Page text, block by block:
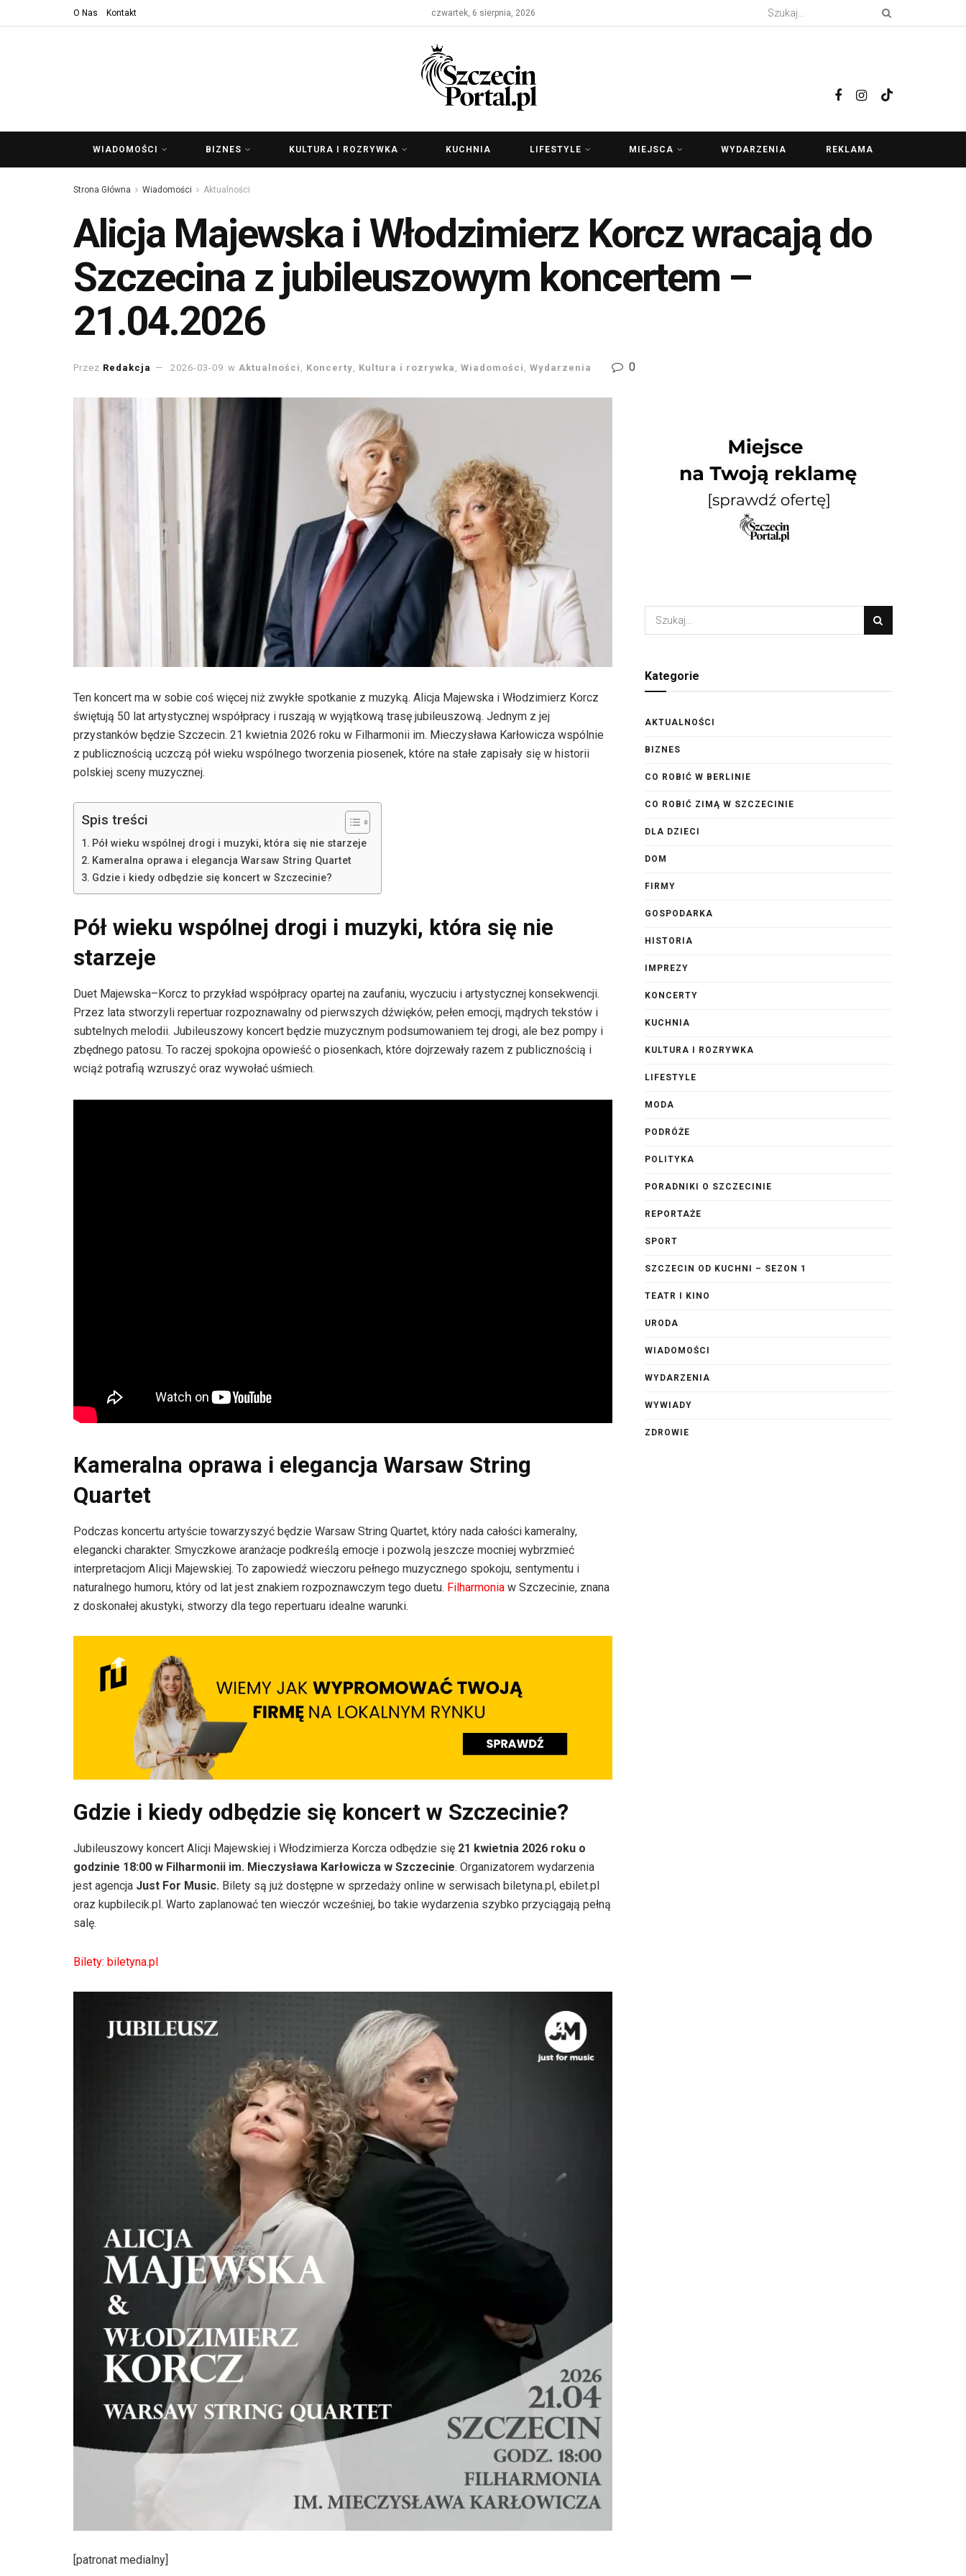
O Nas Kontakt czwartek, 6 sierpnia, 2026
WIADOMOŚCI BIZNES KULTURA I ROZRYWKA KUCHNIA LIFESTYLE MIEJSCA WYDARZENIA REKLAMA
Strona Główna Wiadomości Aktualności
Alicja Majewska i Włodzimierz Korcz wracają do
Szczecina z jubileuszowym koncertem –
21.04.2026
Przez Redakcja 2026-03-09 w Aktualności , Koncerty, Kultura i rozrywka , Wiadomości , Wydarzenia 0
Ten koncert ma w sobie coś więcej niż zwykłe spotkanie z muzyką. Alicja Majewska i Włodzimierz Korcz
świętują 50 lat artystycznej współpracy i ruszają w wyjątkową trasę jubileuszową. Jednym z jej
przystanków będzie Szczecin. 21 kwietnia 2026 roku w Filharmonii im. Mieczysława Karłowicza wspólnie
z publicznością uczczą pół wieku wspólnego tworzenia piosenek, które na stałe zapisały się w historii
polskiej sceny muzycznej.
Spis treści
Pół wieku wspólnej drogi i muzyki, która się nie starzeje
Kameralna oprawa i elegancja Warsaw String Quartet
Gdzie i kiedy odbędzie się koncert w Szczecinie?
Pół wieku wspólnej drogi i muzyki, która się nie
starzeje
Duet Majewska–Korcz to przykład współpracy opartej na zaufaniu, wyczuciu i artystycznej konsekwencji.
Przez lata stworzyli repertuar rozpoznawalny od pierwszych dźwięków, pełen emocji, mądrych tekstów i
subtelnych melodii. Jubileuszowy koncert będzie muzycznym podsumowaniem tej drogi, ale bez pompy i
zbędnego patosu. To raczej spokojna opowieść o piosenkach, które dojrzewały razem z publicznością i
wciąż potrafią wzruszyć oraz wywołać uśmiech.
Kameralna oprawa i elegancja Warsaw String
Quartet
Podczas koncertu artyście towarzyszyć będzie Warsaw String Quartet, który nada całości kameralny,
elegancki charakter. Smyczkowe aranżacje podkreślą emocje i pozwolą jeszcze mocniej wybrzmieć
interpretacjom Alicji Majewskiej. To zapowiedź wieczoru pełnego muzycznego spokoju, sentymentu i
naturalnego humoru, który od lat jest znakiem rozpoznawczym tego duetu. Filharmonia w Szczecinie, znana
z doskonałej akustyki, stworzy dla tego repertuaru idealne warunki.
Gdzie i kiedy odbędzie się koncert w Szczecinie?
Jubileuszowy koncert Alicji Majewskiej i Włodzimierza Korcza odbędzie się 21 kwietnia 2026 roku o
godzinie 18:00 w Filharmonii im. Mieczysława Karłowicza w Szczecinie. Organizatorem wydarzenia
jest agencja Just For Music. Bilety są już dostępne w sprzedaży online w serwisach biletyna.pl, ebilet.pl
oraz kupbilecik.pl. Warto zaplanować ten wieczór wcześniej, bo takie wydarzenia szybko przyciągają pełną
salę.
Bilety: biletyna.pl
[patronat medialny]
Kategorie
AKTUALNOŚCI
BIZNES
CO ROBIĆ W BERLINIE
CO ROBIĆ ZIMĄ W SZCZECINIE
DLA DZIECI
DOM
FIRMY
GOSPODARKA
HISTORIA
IMPREZY
KONCERTY
KUCHNIA
KULTURA I ROZRYWKA
LIFESTYLE
MODA
PODRÓŻE
POLITYKA
PORADNIKI O SZCZECINIE
REPORTAŻE
SPORT
SZCZECIN OD KUCHNI – SEZON 1
TEATR I KINO
URODA
WIADOMOŚCI
WYDARZENIA
WYWIADY
ZDROWIE